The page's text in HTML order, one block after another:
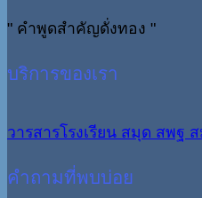
" คำพูดสำคัญดั่งทอง "
บริการของเรา
วารสารโรงเรียน สมุด สพฐ ส
คำถามที่พบบ่อย